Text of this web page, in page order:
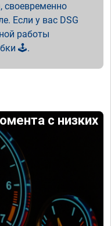
своевременно
Если у вас DSG
работы
🕹️.
с низких